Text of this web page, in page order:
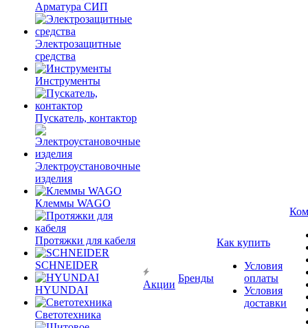
Арматура СИП
Электрозащитные
средства
Инструменты
Пускатель, контактор
Электроустановочные
изделия
Клеммы WAGO
Протяжки для кабеля
SCHNEIDER
HYUNDAI
Светотехника
Акции
Бренды
Как купить
Условия
оплаты
Условия
доставки